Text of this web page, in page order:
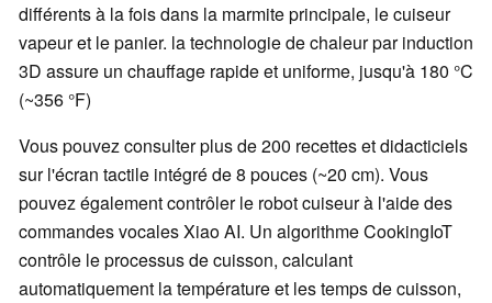
différents à la fois dans la marmite principale, le cuiseur
vapeur et le panier. la technologie de chaleur par induction
3D assure un chauffage rapide et uniforme, jusqu'à 180 °C
(~356 °F)
Vous pouvez consulter plus de 200 recettes et didacticiels
sur l'écran tactile intégré de 8 pouces (~20 cm). Vous
pouvez également contrôler le robot cuiseur à l'aide des
commandes vocales Xiao AI. Un algorithme CookingIoT
contrôle le processus de cuisson, calculant
automatiquement la température et les temps de cuisson,